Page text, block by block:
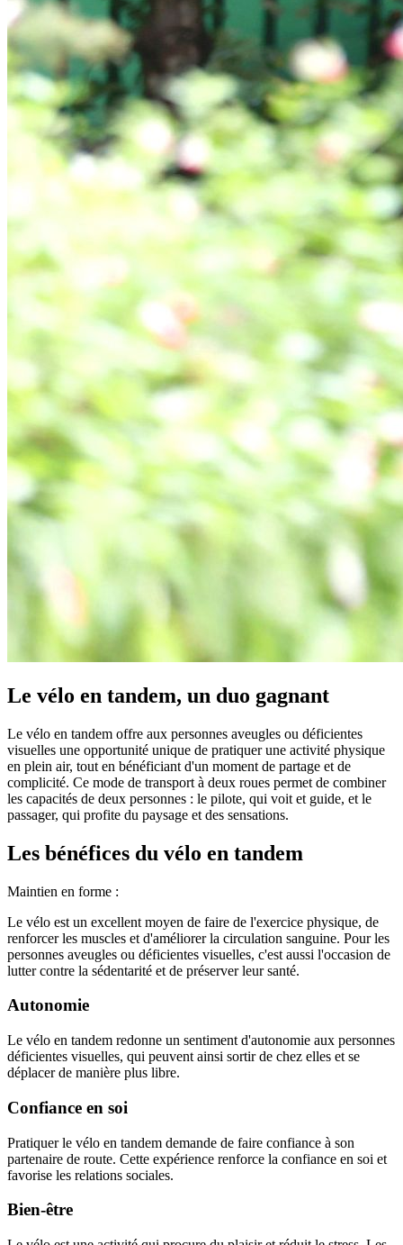
Le vélo en tandem, un duo gagnant
Le vélo en tandem offre aux personnes aveugles ou déficientes
visuelles une opportunité unique de pratiquer une activité physique
en plein air, tout en bénéficiant d'un moment de partage et de
complicité. Ce mode de transport à deux roues permet de combiner
les capacités de deux personnes : le pilote, qui voit et guide, et le
passager, qui profite du paysage et des sensations.
Les bénéfices du vélo en tandem
Maintien en forme :
Le vélo est un excellent moyen de faire de l'exercice physique, de
renforcer les muscles et d'améliorer la circulation sanguine. Pour les
personnes aveugles ou déficientes visuelles, c'est aussi l'occasion de
lutter contre la sédentarité et de préserver leur santé.
Autonomie
Le vélo en tandem redonne un sentiment d'autonomie aux personnes
déficientes visuelles, qui peuvent ainsi sortir de chez elles et se
déplacer de manière plus libre.
Confiance en soi
Pratiquer le vélo en tandem demande de faire confiance à son
partenaire de route. Cette expérience renforce la confiance en soi et
favorise les relations sociales.
Bien-être